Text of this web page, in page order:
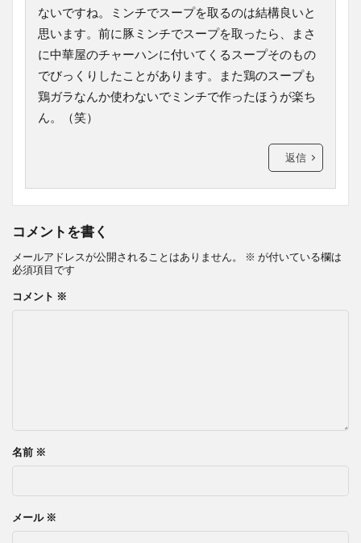
ないですね。ミンチでスープを取るのは結構良いと
思います。前に豚ミンチでスープを取ったら、まさ
に中華屋のチャーハンに付いてくるスープそのもの
でびっくりしたことがあります。また鶏のスープも
鶏ガラなんか使わないでミンチで作ったほうが楽ち
ん。（笑）
返信
コメントを書く
メールアドレスが公開されることはありません。 ※ が付いている欄は
必須項目です
コメント ※
名前 ※
メール ※